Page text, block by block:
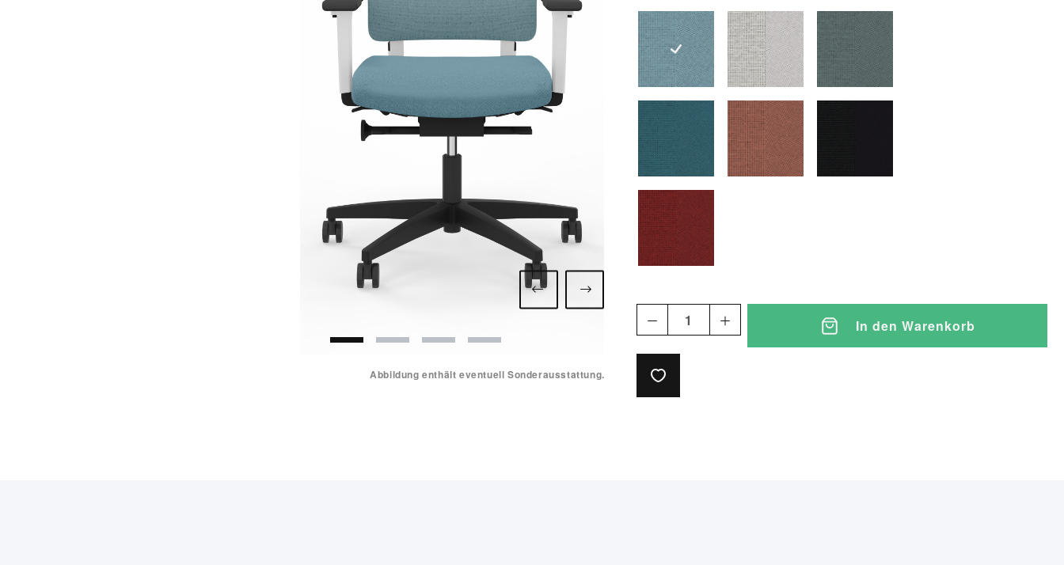
Abbildung enthält eventuell Sonderausstattung.
blaugrau(Netz1385Sitz1375)hellgrau(Netz1381Sitz1371)mittelgrau(Netz1382Sitz1372)
petrol(Netz1386Sitz1376)rosé(Netz1384Sitz1374)
weinrot(Netz1383Sitz1373)
In den Warenkorb